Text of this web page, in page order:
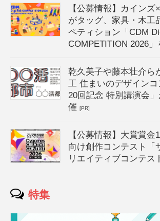
【公募情報】カイン
がタッグ、家具・木工
ペティション「CDM
COMPETITION 2026
乾久美子や藤本壮介ら
工 住まいのデザイン
20回記念 特別講演会
催[PR]
【公募情報】大賞賞金
向け創作コンテスト「
リエイティブコンテス
特集